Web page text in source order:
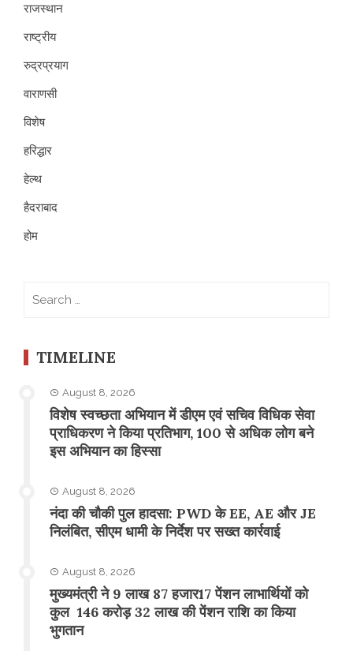
राजस्थान
राष्ट्रीय
रुद्रप्रयाग
वाराणसी
विशेष
हरिद्धार
हेल्थ
हैदराबाद
होम
TIMELINE
August 8, 2026
विशेष स्वच्छता अभियान में डीएम एवं सचिव विधिक सेवा
प्राधिकरण ने किया प्रतिभाग, 100 से अधिक लोग बने
इस अभियान का हिस्सा
August 8, 2026
नंदा की चौकी पुल हादसा: PWD के EE, AE और JE
निलंबित, सीएम धामी के निर्देश पर सख्त कार्रवाई
August 8, 2026
मुख्यमंत्री ने 9 लाख 87 हजार17 पेंशन लाभार्थियों को
कुल 146 करोड़ 32 लाख की पेंशन राशि का किया
भुगतान